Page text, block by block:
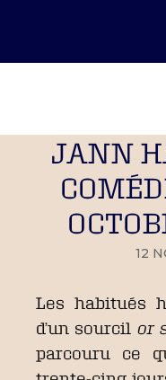
JANN
12
Les habitués
d’un sourcil or
parcouru ce